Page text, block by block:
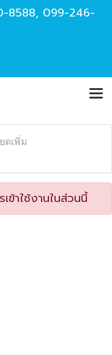
8588, 099-246-
ดเพิ่ม
ข้าใช้งานในส่วนนี้